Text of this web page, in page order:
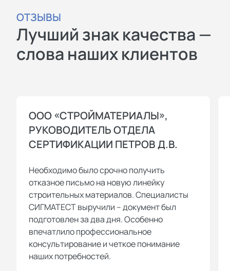
ОТЗЫВЫ
Лучший знак качества —
слова наших клиентов
ООО «СТРОЙМАТЕРИАЛЫ»,
РУКОВОДИТЕЛЬ ОТДЕЛА
СЕРТИФИКАЦИИ ПЕТРОВ Д.В.
Необходимо было срочно получить
отказное письмо на новую линейку
строительных материалов. Специалисты
СИГМАТЕСТ выручили – документ был
подготовлен за два дня. Особенно
впечатлило профессиональное
консультирование и четкое понимание
наших потребностей.